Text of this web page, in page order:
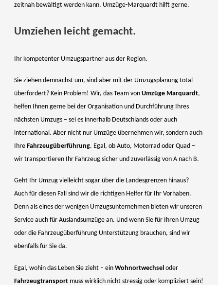
zeitnah bewältigt werden kann. Umzüge-Marquardt hilft gerne.
Umziehen leicht gemacht.
Ihr kompetenter Umzugspartner aus der Region.
Sie ziehen demnächst um, sind aber mit der Umzugsplanung total
überfordert? Kein Problem! Wir, das Team vonUmzüge Marquardt,
helfen Ihnen gerne bei der Organisation und Durchführung Ihres
nächsten Umzugs – sei es innerhalb Deutschlands oder auch
international. Aber nicht nur Umzüge übernehmen wir, sondern auch
Ihre Fahrzeugüberführung. Egal, ob Auto, Motorrad oder Quad –
wir transportieren Ihr Fahrzeug sicher und zuverlässig von A nach B.
Geht Ihr Umzug vielleicht sogar über die Landesgrenzen hinaus?
Auch für diesen Fall sind wir die richtigen Helfer für Ihr Vorhaben.
Denn als eines der wenigen Umzugsunternehmen bieten wir unseren
Service auch für Auslandsumzüge an. Und wenn Sie für Ihren Umzug
oder die Fahrzeugüberführung Unterstützung brauchen, sind wir
ebenfalls für Sie da.
Egal, wohin das Leben Sie zieht – einWohnortwechsel oder
Fahrzeugtransport muss wirklich nicht stressig oder kompliziert sein!